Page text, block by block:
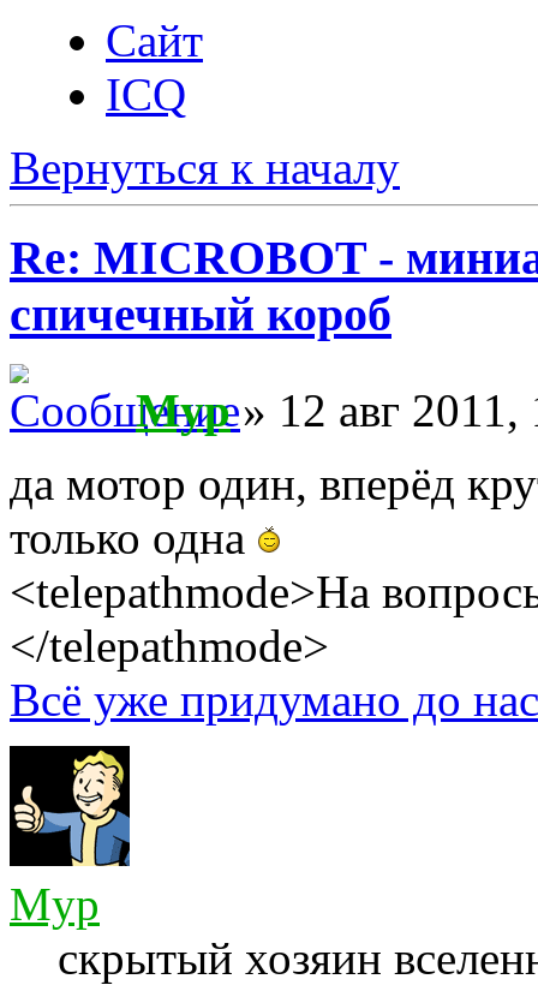
Сайт
ICQ
Вернуться к началу
Re: MICROBOT -
спичечный короб
Myp» 12 авг 2011,
да мотор один, вперёд
только одна
<telepathmode>На
</telepathmode>
Всё уже придумано до
Myp
скрытый хозяин